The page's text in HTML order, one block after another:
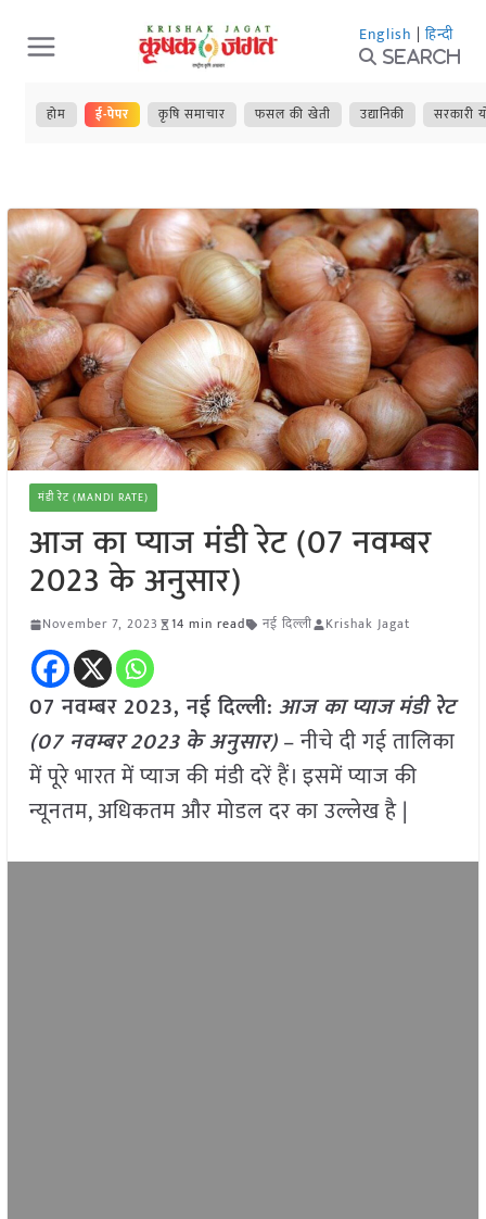
Skip
to
content
English | हिन्दी
Search
होम ई-पेपर कृषि समाचार फसल की खेती उद्यानिकी सरकारी
मंडी रेट (MANDI RATE)
आज का प्याज मंडी रेट (07 नवम्बर
2023 के अनुसार)
November 7, 2023 14 min read नई दिल्ली Krishak Jagat
07 नवम्बर 2023, नई दिल्ली: आज का प्याज मंडी रेट
(07 नवम्बर2023 के अनुसार)– नीचे दी गई तालिका
में पूरे भारत में प्याज की मंडी दरें हैं। इसमें प्याज की
न्यूनतम, अधिकतम और मोडल दर का उल्लेख है |